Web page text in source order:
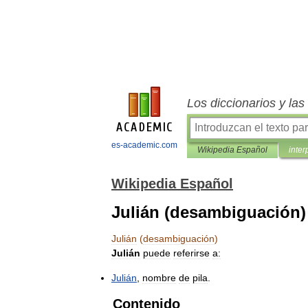
es-academic.com
Los diccionarios y
Wikipedia Español
Wikipedia Español
Julián (desambiguación)
Julián (desambiguación)
Julián puede referirse a:
Julián nombre de pila
Contenido